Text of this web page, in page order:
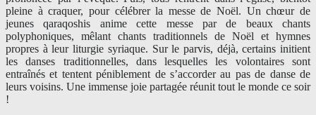
pleine à craquer, pour célébrer la messe de Noël. Un chœur de
jeunes qaraqoshis anime cette messe par de beaux chants
polyphoniques, mêlant chants traditionnels de Noël et hymnes
propres à leur liturgie syriaque. Sur le parvis, déjà, certains initient
les danses traditionnelles, dans lesquelles les volontaires sont
entraînés et tentent péniblement de s’accorder au pas de danse de
leurs voisins. Une immense joie partagée réunit tout le monde ce soir
!